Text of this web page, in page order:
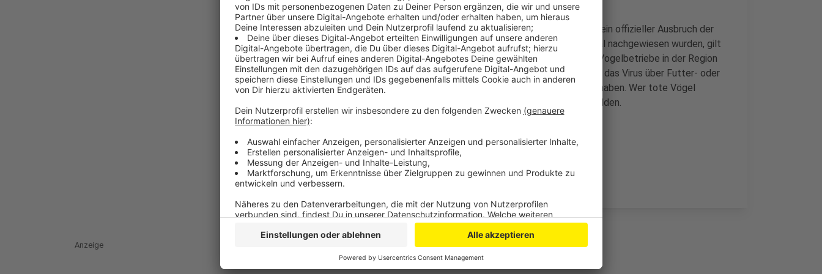
Bei allen acht Tieren wurde das Virus nachgewiesen - damit liegt ein offizieller Ausbruch der
Vogelpest bei Wildvögeln vor. Weil bisher aber nur Fälle in Swisttal nachgewiesen wurden, gilt
vorerst keine Stallpflicht für Geflügelhalter. Trotzdem sollen die Vogelbetriebe in der Region
vorsichtig sein, heißt es vom Rhein-Sieg-Kreis. Oft verbreitet sich das Virus über Futter- oder
Wasserstellen in den Außengehegen, wo auch Wildvögel Zugang haben. Wer tote Vögel
entdeckt, soll sich beim Ordnungsamt oder Kreisveterinäramt melden.
Anzeige
Anzeige